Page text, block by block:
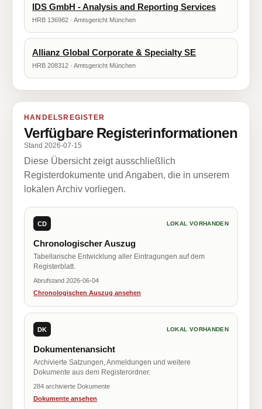
IDS GmbH - Analysis and Reporting Services
HRB 136982 · Amtsgericht München
Allianz Global Corporate & Specialty SE
HRB 208312 · Amtsgericht München
HANDELSREGISTER
Verfügbare Registerinformationen
Stand 2026-07-15
Diese Übersicht zeigt ausschließlich
Registerdokumente und Angaben, die in unserem
lokalen Archiv vorliegen.
CD LOKAL VORHANDEN
Chronologischer Auszug
Tabellarische Entwicklung aller Eintragungen auf dem
Registerblatt.
Abrufstand 2026-06-04
Chronologischen Auszug ansehen
DK LOKAL VORHANDEN
Dokumentenansicht
Archivierte Satzungen, Anmeldungen und weitere
Dokumente aus dem Registerordner.
284 archivierte Dokumente
Dokumente ansehen